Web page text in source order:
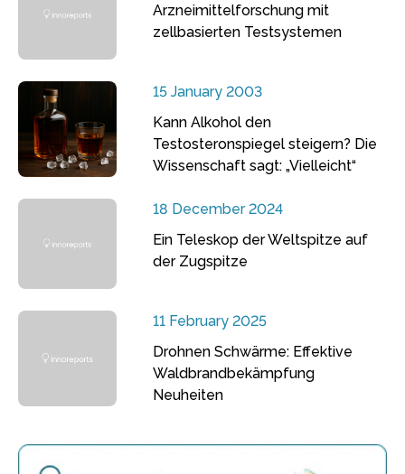
Arzneimittelforschung mit
zellbasierten Testsystemen
15 January 2003
Kann Alkohol den
Testosteronspiegel steigern? Die
Wissenschaft sagt: „Vielleicht“
18 December 2024
Ein Teleskop der Weltspitze auf
der Zugspitze
11 February 2025
Drohnen Schwärme: Effektive
Waldbrandbekämpfung
Neuheiten